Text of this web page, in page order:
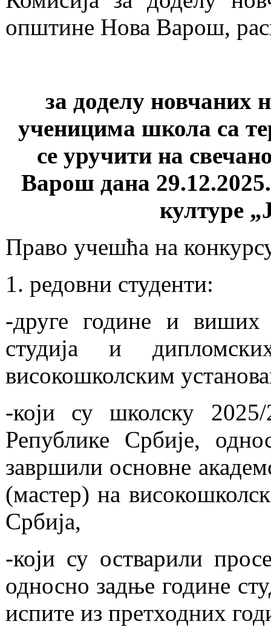
општине Нова Варош,
за доделу новчаних
ученицима школа са
се уручити на
Варош дана
културе
Право учешћа на
1. редовни студенти:
-друге године и виших
студија и
високошколским
-који су школску
Републике Србије,
завршили основне
(мастер) на
Србија,
-који су остварили
односно задње године
испите из претходних